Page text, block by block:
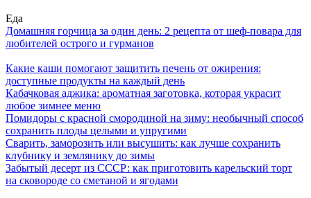
Еда
Домашняя горчица за один день: 2 рецепта от шеф-повара для
любителей острого и гурманов
Какие каши помогают защитить печень от ожирения:
доступные продукты на каждый день
Кабачковая аджика: ароматная заготовка, которая украсит
любое зимнее меню
Помидоры с красной смородиной на зиму: необычный способ
сохранить плоды целыми и упругими
Сварить, заморозить или высушить: как лучше сохранить
клубнику и землянику до зимы
Забытый десерт из СССР: как приготовить карельский торт
на сковороде со сметаной и ягодами